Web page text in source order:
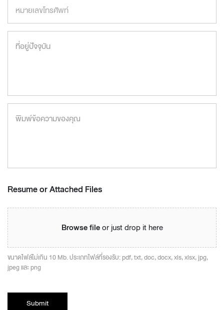
หมายเลขโทรศัพท์
Resume or Attached Files
Browse fileor just drop it here
ขนาดไฟล์ไม่เกิน 10 Mb. ประเภทไฟล์ที่รองรับ: pdf, txt, doc, docx, xls, xlsx, jpg,
jpeg และ png
Submit